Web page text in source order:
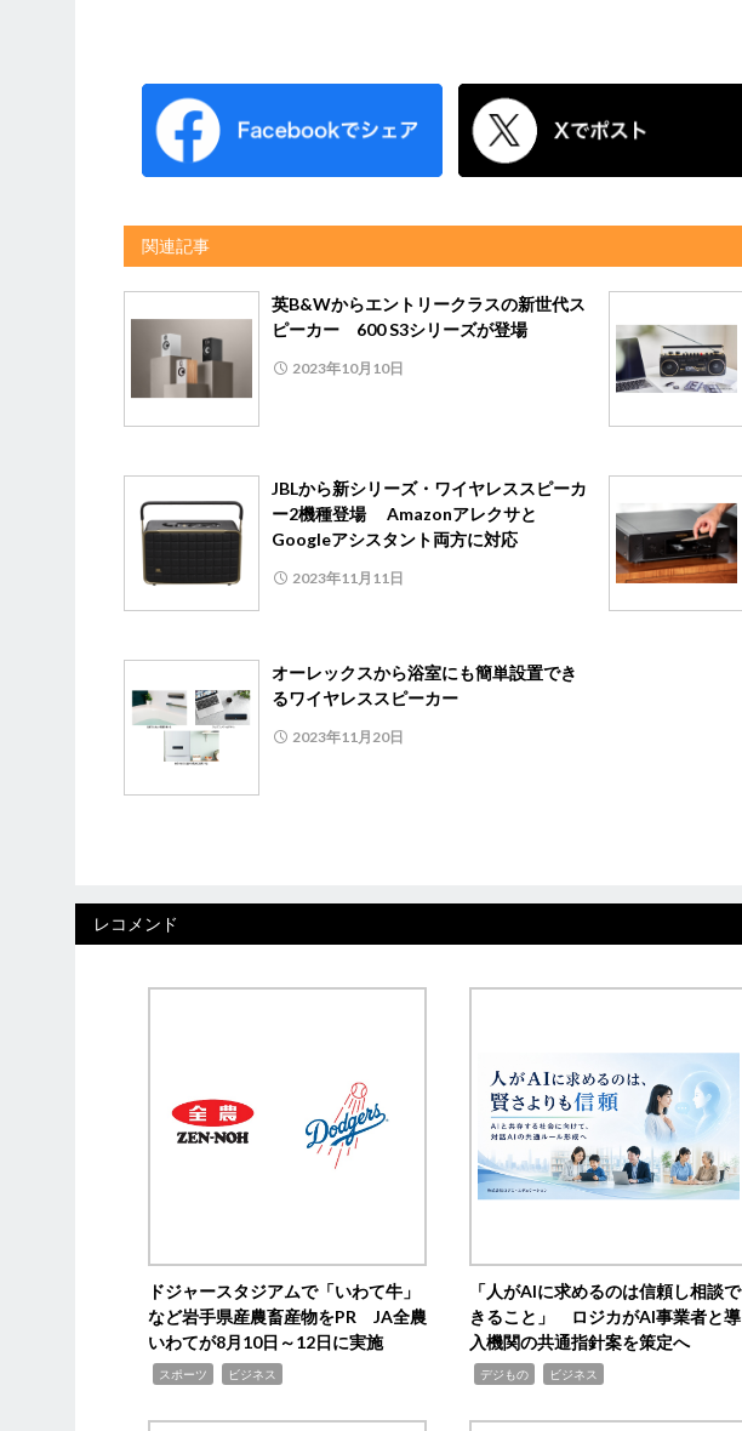
関連記事
英B&Wからエントリークラスの新世代ス
ピーカー 600 S3シリーズが登場
2023年10月10日
JBLから新シリーズ・ワイヤレススピーカ
ー2機種登場 Amazonアレクサと
Googleアシスタント両方に対応
2023年11月11日
オーレックスから浴室にも簡単設置でき
るワイヤレススピーカー
2023年11月20日
レコメンド
ドジャースタジアムで「いわて牛」
など岩手県産農畜産物をPR JA全農
いわてが8月10日～12日に実施
スポーツ ビジネス
「人がAIに求めるのは信頼し相談で
きること」 ロジカがAI事業者と導
入機関の共通指針案を策定へ
デジもの ビジネス